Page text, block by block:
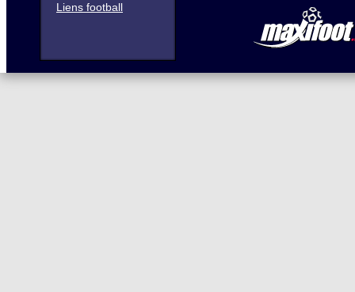
Liens football